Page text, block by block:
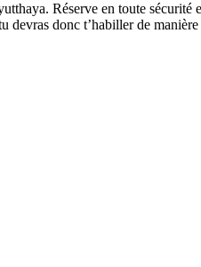
Réserve en toute
donc t’habiller de